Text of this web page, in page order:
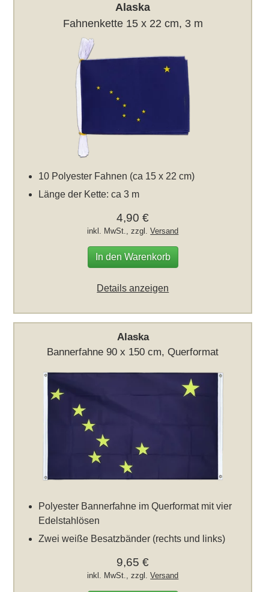
Alaska
Fahnenkette 15 x 22 cm, 3 m
10 Polyester Fahnen (ca 15 x 22 cm)
Länge der Kette: ca 3 m
4,90 €
inkl. MwSt., zzgl.Versand
In den Warenkorb
Details anzeigen
Alaska
Bannerfahne 90 x 150 cm, Querformat
Polyester Bannerfahne im Querformat mit vier
Edelstahlösen
Zwei weiße Besatzbänder (rechts und links)
9,65 €
inkl. MwSt., zzgl.Versand